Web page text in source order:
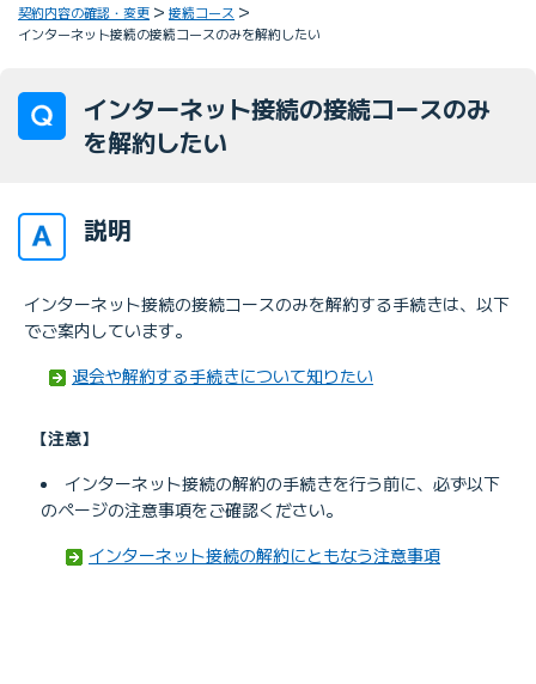
契約内容の確認・変更
接続コース
インターネット接続の接続コースのみを解約したい
インターネット接続の接続コースのみ
を解約したい
説明
インターネット接続の接続コースのみを解約する手続きは、以下
でご案内しています。
退会や解約する手続きについて知りたい
【注意】
インターネット接続の解約の手続きを行う前に、必ず以下
のページの注意事項をご確認ください。
インターネット接続の解約にともなう注意事項